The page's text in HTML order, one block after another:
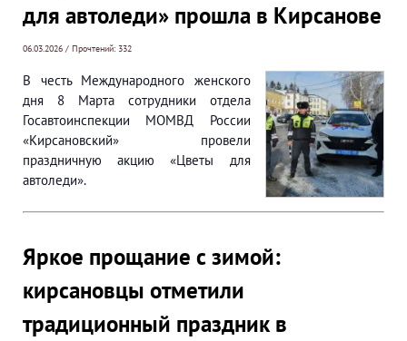
для автоледи» прошла в Кирсанове
06.03.2026 / Прочтений: 332
В честь Международного женского
дня 8 Марта сотрудники отдела
Госавтоинспекции МОМВД России
«Кирсановский» провели
праздничную акцию «Цветы для
автоледи».
Яркое прощание с зимой:
кирсановцы отметили
традиционный праздник в